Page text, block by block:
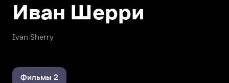
Ivan Sherry
Иван Шерри
Фильмы 2